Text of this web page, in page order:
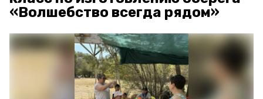
«Волшебство всегда рядом»